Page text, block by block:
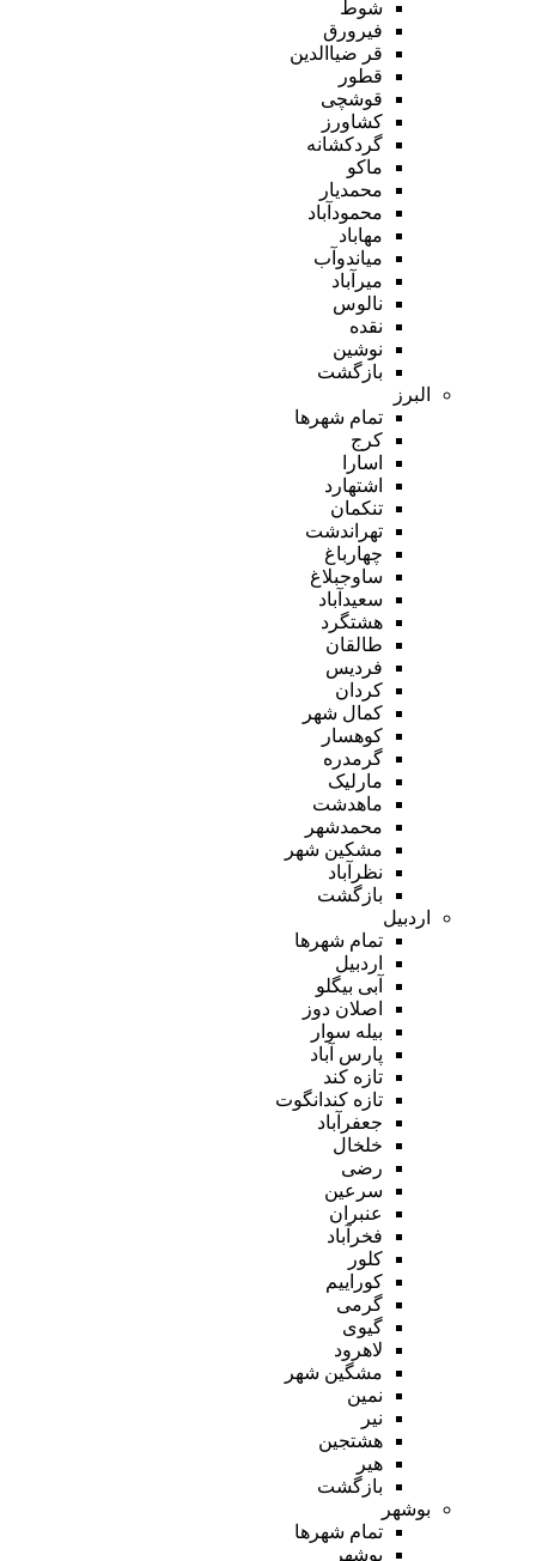
شوط
فیرورق
قر ضیاالدین
قطور
قوشچی
کشاورز
گردکشانه
ماکو
محمدیار
محمودآباد
مهاباد
میاندوآب
میرآباد
نالوس
نقده
نوشین
بازگشت
البرز
تمام شهر‌ها
کرج
اسارا
اشتهارد
تنکمان
تهراندشت
چهارباغ
ساوجبلاغ
سعیدآباد
هشتگرد
طالقان
فردیس
کردان
کمال شهر
کوهسار
گرمدره
مارلیک
ماهدشت
محمدشهر
مشکین شهر
نظرآباد
بازگشت
اردبیل
تمام شهر‌ها
اردبیل
آبی بیگلو
اصلان دوز
بیله سوار
پارس آباد
تازه کند
تازه کندانگوت
جعفرآباد
خلخال
رضی
سرعین
عنبران
فخرآباد
کلور
کوراییم
گرمی
گیوی
لاهرود
مشگین شهر
نمین
نیر
هشتجین
هیر
بازگشت
بوشهر
تمام شهر‌ها
بوشهر